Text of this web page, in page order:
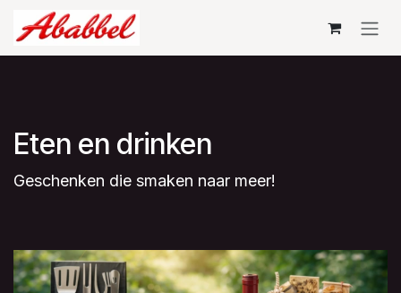
Skip to Content
Eten en drinken
Geschenken die smaken naar meer!